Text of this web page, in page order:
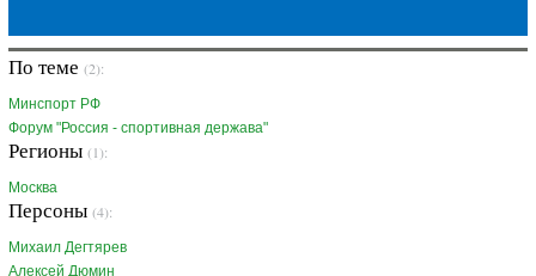
По теме (2):
Минспорт РФ
Форум "Россия - спортивная держава"
Регионы (1):
Москва
Персоны (4):
Михаил Дегтярев
Алексей Дюмин